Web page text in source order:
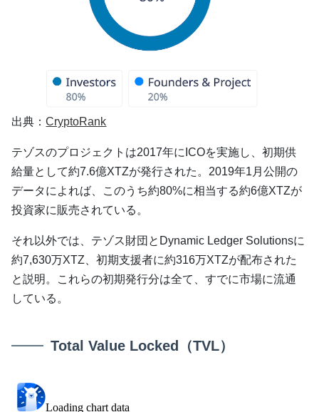
出典：CryptoRank
テゾスのプロジェクトは2017年にICOを実施し、初期供
給量として約7.6億XTZが発行された。2019年1月公開の
データによれば、このうち約80%に相当する約6億XTZが
投資家に販売されている。
それ以外では、テゾス財団とDynamic Ledger Solutionsに
約7,630万XTZ、初期支援者に約316万XTZが配布された
と説明。これらの初期発行分は全て、すでに市場に流通
している。
Total Value Locked（TVL）